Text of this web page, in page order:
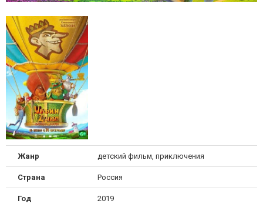
Жанр детский фильм, приключения
Страна Россия
Год 2019